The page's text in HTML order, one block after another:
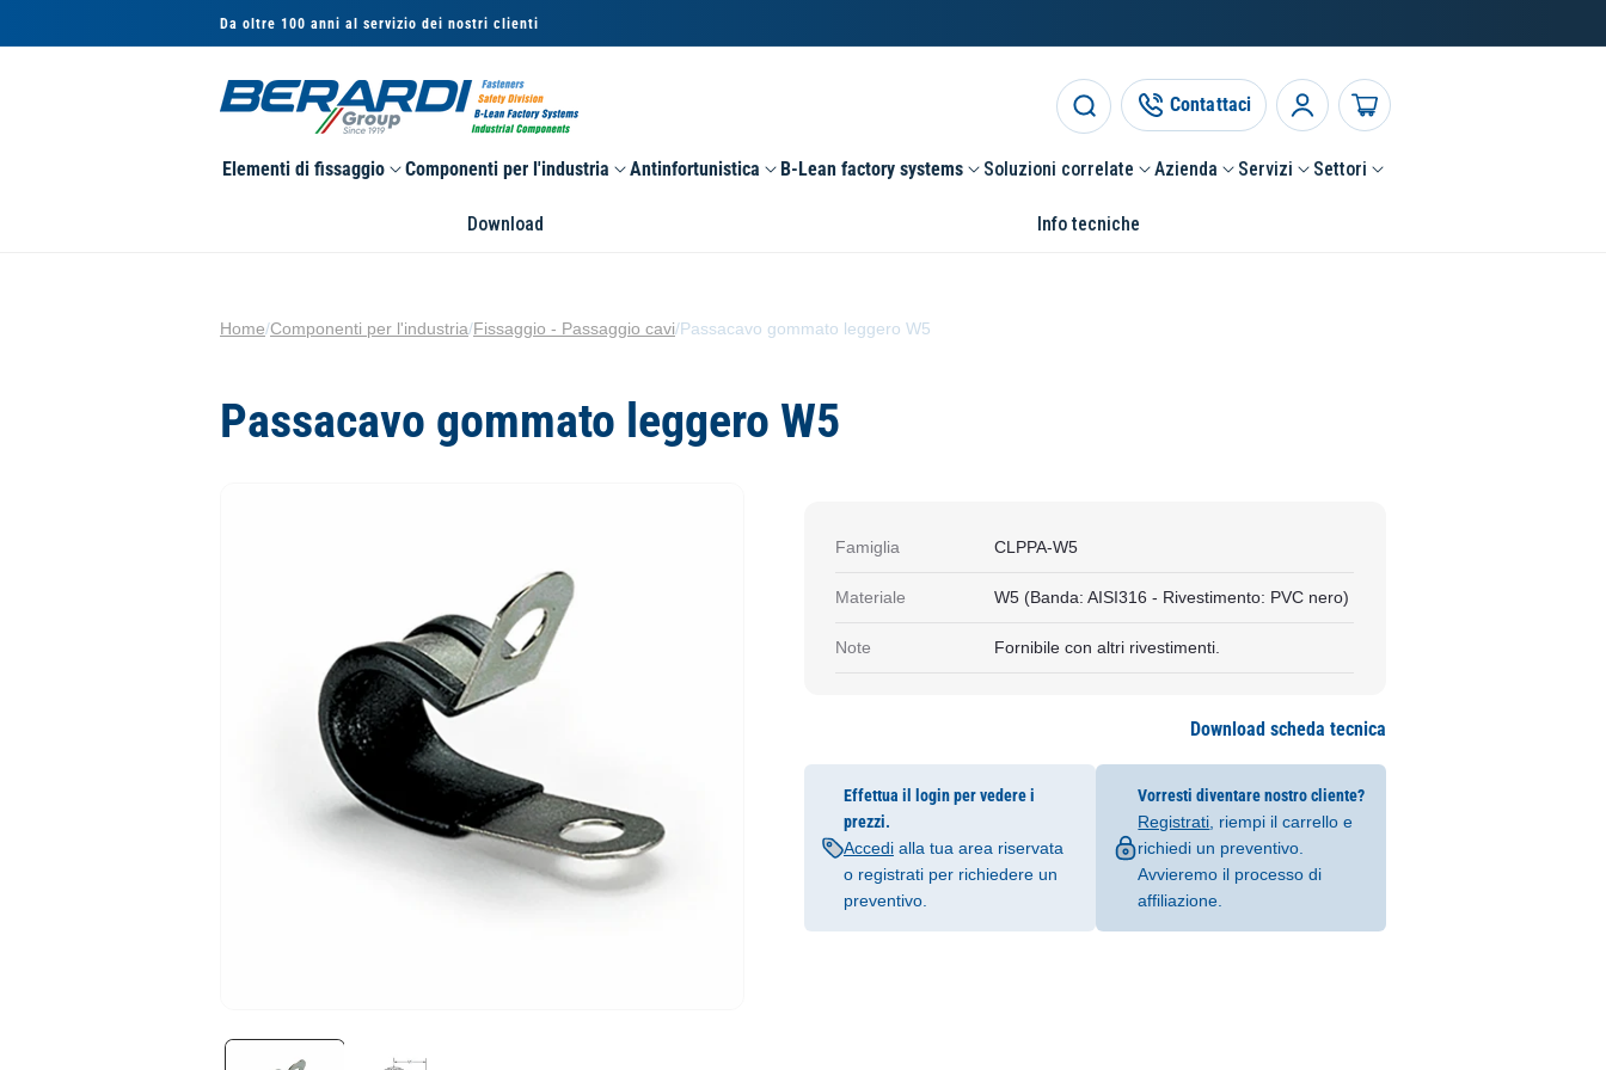
ai contenuti
Da oltre 100 anni al servizio dei nostri clienti
Elementi di fissaggio Componenti per l'industria Antinfortunistica B-Lean factory systems Soluzioni correlate Azienda Servizi Settori
Download Info tecniche
Contattaci Accedi Carrello
Home/Componenti per l'industria/Fissaggio - Passaggio cavi/Passacavo gommato leggero W5
Passacavo gommato leggero W5
Famiglia CLPPA-W5
Materiale W5 (Banda: AISI316 - Rivestimento: PVC nero)
Note Fornibile con altri rivestimenti.
Download scheda tecnica
Effettua il login per vedere i
prezzi.
Accedialla tua area riservata
o registrati per richiedere un
preventivo.
Vorresti diventare nostro cliente?
Registrati, riempi il carrello e
richiedi un preventivo.
Avvieremo il processo di
affiliazione.